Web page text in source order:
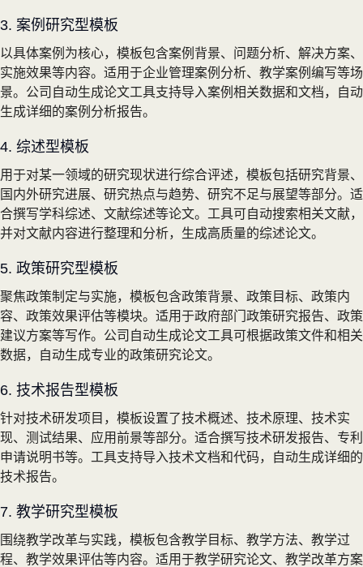
3. 案例研究型模板
以具体案例为核心，模板包含案例背景、问题分析、解决方案、
实施效果等内容。适用于企业管理案例分析、教学案例编写等场
景。公司自动生成论文工具支持导入案例相关数据和文档，自动
生成详细的案例分析报告。
4. 综述型模板
用于对某一领域的研究现状进行综合评述，模板包括研究背景、
国内外研究进展、研究热点与趋势、研究不足与展望等部分。适
合撰写学科综述、文献综述等论文。工具可自动搜索相关文献，
并对文献内容进行整理和分析，生成高质量的综述论文。
5. 政策研究型模板
聚焦政策制定与实施，模板包含政策背景、政策目标、政策内
容、政策效果评估等模块。适用于政府部门政策研究报告、政策
建议方案等写作。公司自动生成论文工具可根据政策文件和相关
数据，自动生成专业的政策研究论文。
6. 技术报告型模板
针对技术研发项目，模板设置了技术概述、技术原理、技术实
现、测试结果、应用前景等部分。适合撰写技术研发报告、专利
申请说明书等。工具支持导入技术文档和代码，自动生成详细的
技术报告。
7. 教学研究型模板
围绕教学改革与实践，模板包含教学目标、教学方法、教学过
程、教学效果评估等内容。适用于教学研究论文、教学改革方案